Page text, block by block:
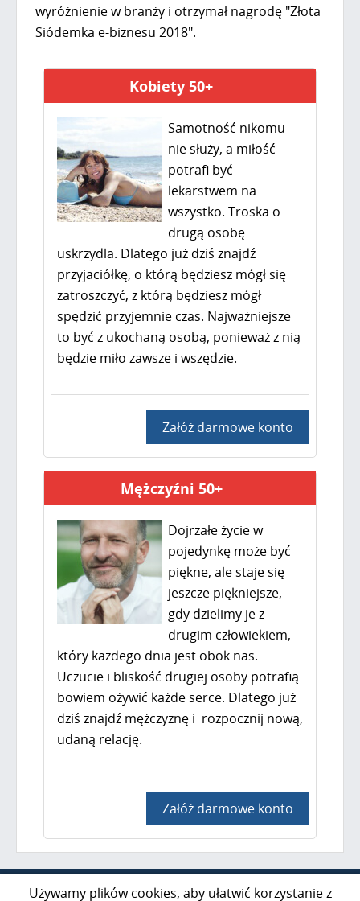
wyróżnienie w branży i otrzymał nagrodę "Złota
Siódemka e-biznesu 2018".
Kobiety 50+
Samotność nikomu
nie służy, a miłość
potrafi być
lekarstwem na
wszystko. Troska o
drugą osobę
uskrzydla. Dlatego już dziś znajdź
przyjaciółkę, o którą będziesz mógł się
zatroszczyć, z którą będziesz mógł
spędzić przyjemnie czas. Najważniejsze
to być z ukochaną osobą, ponieważ z nią
będzie miło zawsze i wszędzie.
Załóż darmowe konto
Mężczyźni 50+
Dojrzałe życie w
pojedynkę może być
piękne, ale staje się
jeszcze piękniejsze,
gdy dzielimy je z
drugim człowiekiem,
który każdego dnia jest obok nas.
Uczucie i bliskość drugiej osoby potrafią
bowiem ożywić każde serce. Dlatego już
dziś znajdź mężczyznę i rozpocznij nową,
udaną relację.
Załóż darmowe konto
Al. Jerozolimskie 85 lok. 21
Używamy plików cookies, aby ułatwić korzystanie z